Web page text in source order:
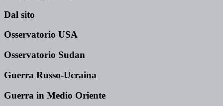
Dal sito
Osservatorio USA
Osservatorio Sudan
Guerra Russo-Ucraina
Guerra in Medio Oriente